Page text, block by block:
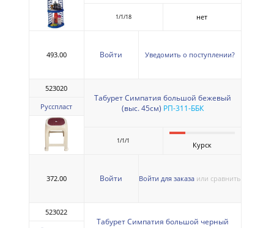
1/1/18 нет
493.00 Войти Уведомить о поступлении?
523020
Русспласт
Табурет Симпатия большой бежевый
(выс. 45см) РП-311-ББК
1/1/1 Курск
372.00 Войти Войти для заказа или сравнить
523022
Табурет Симпатия большой черный